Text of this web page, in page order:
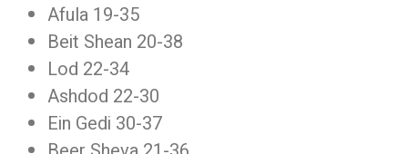
Afula 19-35
Beit Shean 20-38
Lod 22-34
Ashdod 22-30
Ein Gedi 30-37